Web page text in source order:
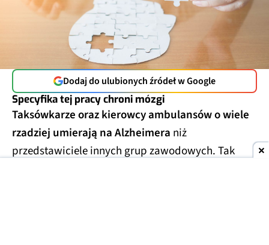
Dodaj do ulubionych źródeł w Google
Specyfika tej pracy chroni mózgi
Taksówkarze oraz kierowcy ambulansów o wiele
rzadziej umierają na Alzheimera niż
przedstawiciele innych grup zawodowych. Tak